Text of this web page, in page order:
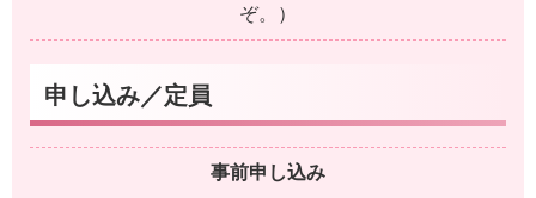
ぞ。）
申し込み／定員
事前申し込み